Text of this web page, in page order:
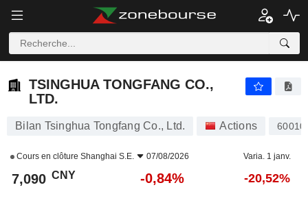
TSINGHUA TONGFANG CO.,
LTD.
Bilan Tsinghua Tongfang Co., Ltd. Actions
Cours en clôture Shanghai S.E. 07/08/2026 Varia. 1 janv.
7,090 CNY -0,84% -20,52%